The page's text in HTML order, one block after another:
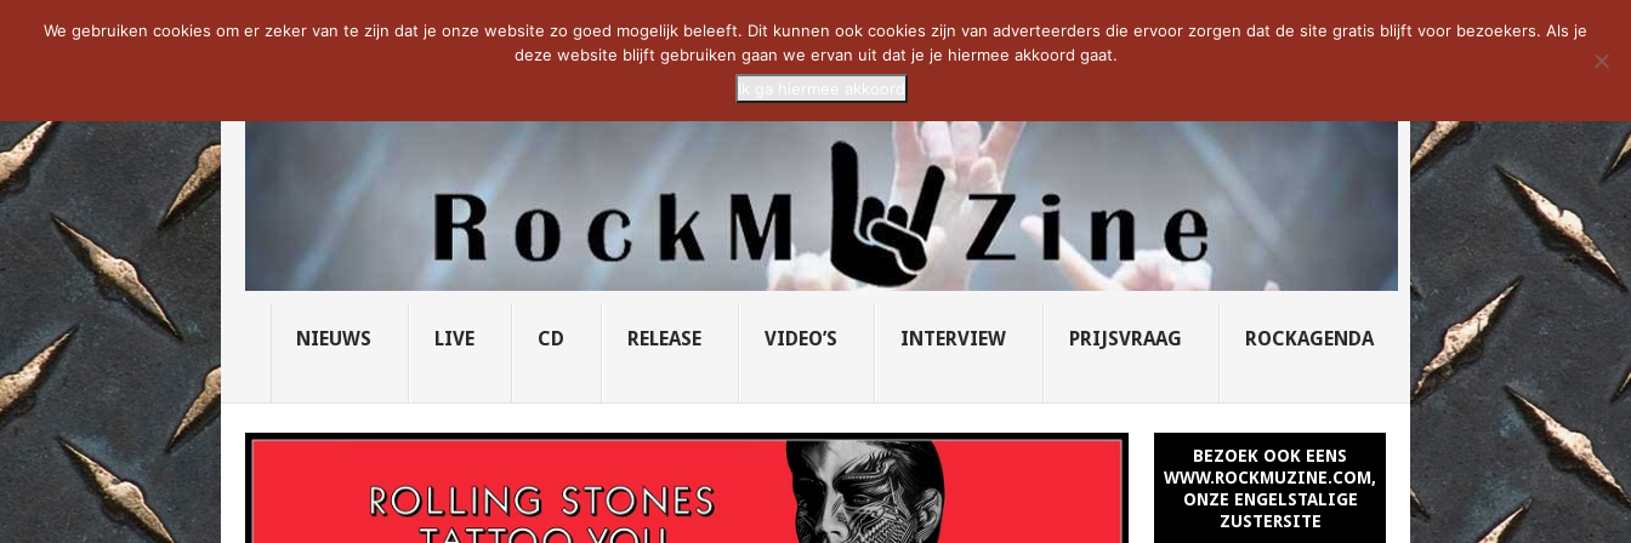
NOW TRENDING: THE VICIOUS HEAD SOCIETY... PRIDE OF LIONS – U... SAVATAGE KOMT TERUG IN 0... CD VAN DE WEEK: SLEEPING...
NIEUWS LIVE CD RELEASE VIDEO’S INTERVIEW PRIJSVRAAG ROCKAGENDA
BEZOEK OOK EENS
WWW.ROCKMUZINE.COM,
ONZE ENGELSTALIGE
ZUSTERSITE
We gebruiken cookies om er zeker van te zijn dat je onze website zo goed mogelijk beleeft. Dit kunnen ook cookies zijn van adverteerders die ervoor zorgen dat de site gratis blijft voor bezoekers. Als je
deze website blijft gebruiken gaan we ervan uit dat je je hiermee akkoord gaat.
Ik ga hiermee akkoord